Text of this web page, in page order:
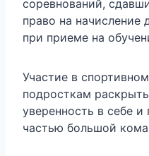
соревнований,
право на начисление
при приеме на
Участие в
подросткам
уверенность в себе и
частью большой